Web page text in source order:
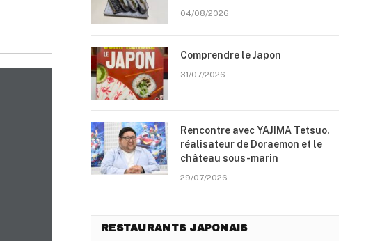
04/08/2026
Comprendre le Japon
31/07/2026
Rencontre avec YAJIMA Tetsuo,
réalisateur de Doraemon et le
château sous-marin
29/07/2026
RESTAURANTS JAPONAIS